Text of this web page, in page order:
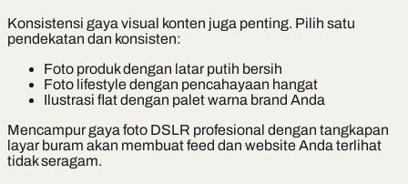
Konsistensi gaya visual konten juga penting. Pilih satu
pendekatan dan konsisten:
Foto produk dengan latar putih bersih
Foto lifestyle dengan pencahayaan hangat
Ilustrasi flat dengan palet warna brand Anda
Mencampur gaya foto DSLR profesional dengan tangkapan
layar buram akan membuat feed dan website Anda terlihat
tidak seragam.